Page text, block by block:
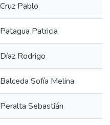
Cruz Pablo
Patagua Patricia
Díaz Rodrigo
Balceda Sofía Melina
Peralta Sebastián